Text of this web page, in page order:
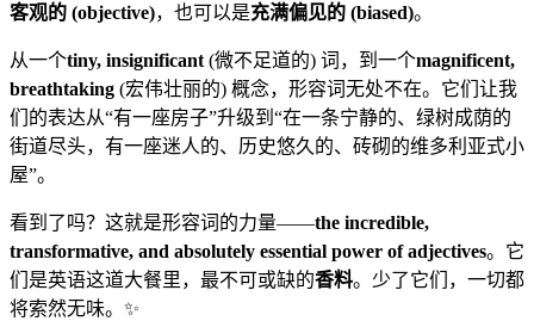
客观的 (objective)，也可以是充满偏见的 (biased)。
从一个tiny, insignificant (微不足道的) 词，到一个magnificent,
breathtaking (宏伟壮丽的) 概念，形容词无处不在。它们让我
们的表达从“有一座房子”升级到“在一条宁静的、绿树成荫的
街道尽头，有一座迷人的、历史悠久的、砖砌的维多利亚式小
屋”。
看到了吗？这就是形容词的力量——the incredible,
transformative, and absolutely essential power of adjectives。它
们是英语这道大餐里，最不可或缺的香料。少了它们，一切都
将索然无味。✨